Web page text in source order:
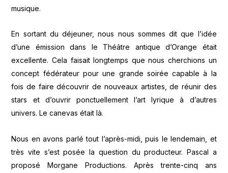
musique.
En sortant du déjeuner, nous nous sommes dit que l’idée
d’une émission dans le Théâtre antique d’Orange était
excellente. Cela faisait longtemps que nous cherchions un
concept fédérateur pour une grande soirée capable à la
fois de faire découvrir de nouveaux artistes, de réunir des
stars et d’ouvrir ponctuellement l’art lyrique à d’autres
univers. Le canevas était là.
Nous en avons parlé tout l’après-midi, puis le lendemain, et
très vite s’est posée la question du producteur. Pascal a
proposé Morgane Productions. Après trente-cinq ans